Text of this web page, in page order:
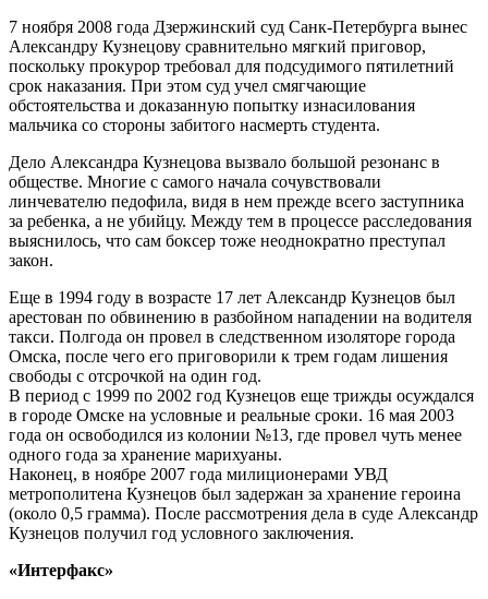
7 ноября 2008 года Дзержинский суд Санк-Петербурга вынес
Александру Кузнецову сравнительно мягкий приговор,
поскольку прокурор требовал для подсудимого пятилетний
срок наказания. При этом суд учел смягчающие
обстоятельства и доказанную попытку изнасилования
мальчика со стороны забитого насмерть студента.
Дело Александра Кузнецова вызвало большой резонанс в
обществе. Многие с самого начала сочувствовали
линчевателю педофила, видя в нем прежде всего заступника
за ребенка, а не убийцу. Между тем в процессе расследования
выяснилось, что сам боксер тоже неоднократно преступал
закон.
Еще в 1994 году в возрасте 17 лет Александр Кузнецов был
арестован по обвинению в разбойном нападении на водителя
такси. Полгода он провел в следственном изоляторе города
Омска, после чего его приговорили к трем годам лишения
свободы с отсрочкой на один год.
В период с 1999 по 2002 год Кузнецов еще трижды осуждался
в городе Омске на условные и реальные сроки. 16 мая 2003
года он освободился из колонии №13, где провел чуть менее
одного года за хранение марихуаны.
Наконец, в ноябре 2007 года милиционерами УВД
метрополитена Кузнецов был задержан за хранение героина
(около 0,5 грамма). После рассмотрения дела в суде Александр
Кузнецов получил год условного заключения.
«Интерфакс»